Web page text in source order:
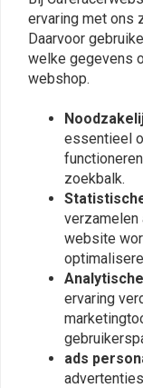
ervaring met ons
Daarvoor
welke gegevens
webshop.
essentieel
zoekbalk.
verzamelen
website
ervaring
ads